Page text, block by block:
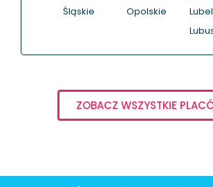
Śląskie
Opolskie
ZOBACZ WSZYSTKIE